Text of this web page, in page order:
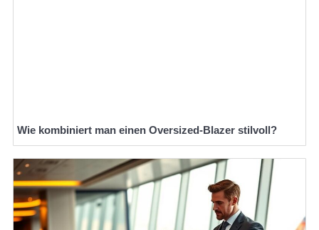
Wie kombiniert man einen Oversized-Blazer stilvoll?